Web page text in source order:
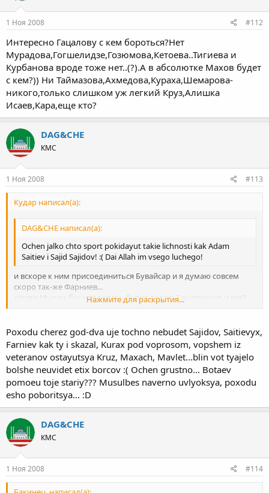
1 Ноя 2008 #112
Интересно Гацалову с кем бороться?Нет
Мурадова,Гогшелидзе,Гозюмова,Кетоева..Тигиева и
Курбанова вроде тоже нет..(?).А в абсолютке Махов будет
с кем?)) Ни Таймазова,Ахмедова,Кураха,Шемарова-
никого,только слишком уж легкий Круз,Алишка
Исаев,Кара,еще кто?
DAG&CHE
КМС
1 Ноя 2008 #113
Кудар написал(а):
DAG&CHE написал(а):
Ochen jalko chto sport pokidayut takie lichnosti kak Adam
Saitiev i Sajid Sajidov! :( Dai Allah im vsego luchego!
и вскоре к ним присоединиться Бувайсар и я думаю совсем
скоро так-же Фарниев...
кстати Мусульбес что теперь будет делать? выстрелил и всё?
Нажмите для раскрытия...
Poxodu cherez god-dva uje tochno nebudet Sajidov, Saitievyx,
Farniev kak ty i skazal, Kurax pod voprosom, vopshem iz
veteranov ostayutsya Kruz, Maxach, Mavlet...blin vot tyajelo
bolshe neuvidet etix borcov :( Ochen grustno... Botaev
pomoeu toje stariy??? Musulbes naverno uvlyoksya, poxodu
esho poboritsya... :D
DAG&CHE
КМС
1 Ноя 2008 #114